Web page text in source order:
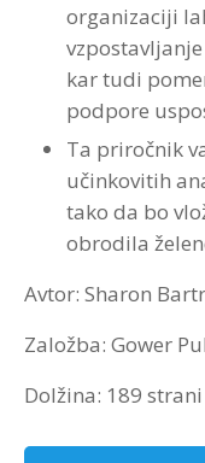
organizaciji
kar tudi
podpore
Ta priročnik
učinkovitih
tako da bo
obrodila
Avtor: Sharon
Založba: Gower
Dolžina: 189 strani